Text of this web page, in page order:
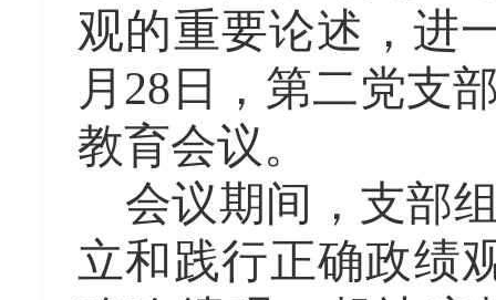
观的重要论述，进
月28日，第二党支
教育会议。
会议期间，支部
立和践行正确政绩